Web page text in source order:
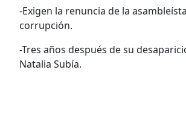
-Exigen la renuncia de la
corrupción.
-Tres años después de su
Natalia Subía.